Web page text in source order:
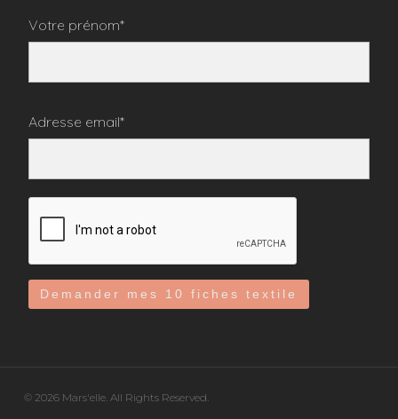
Votre prénom*
Adresse email*
© 2026 Mars'elle. All Rights Reserved.